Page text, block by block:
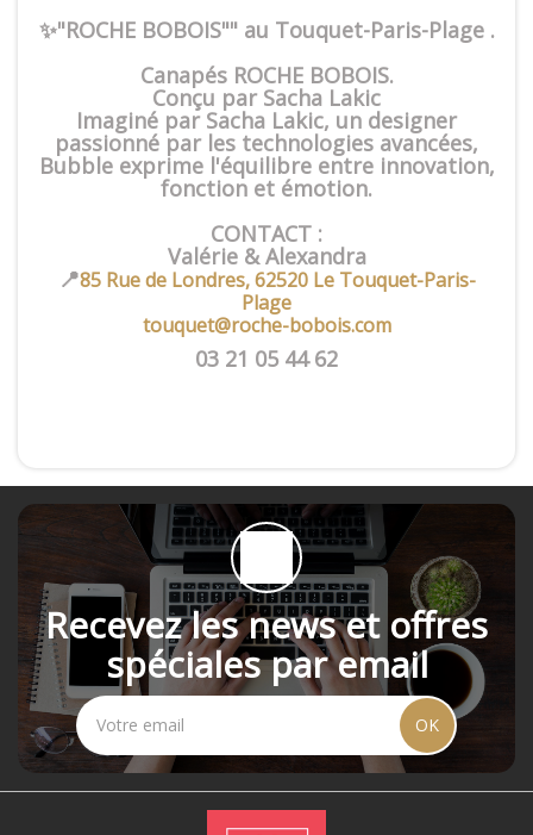
✨"ROCHE BOBOIS"" au Touquet-Paris-Plage .
Canapés ROCHE BOBOIS.
Conçu par Sacha Lakic
Imaginé par Sacha Lakic, un designer
passionné par les technologies avancées,
Bubble exprime l'équilibre entre innovation,
fonction et émotion.
CONTACT :
Valérie & Alexandra
📍85 Rue de Londres, 62520 Le Touquet-Paris-
Plage
touquet@roche-bobois.com
03 21 05 44 62
Recevez les news et offres
spéciales par email
OK